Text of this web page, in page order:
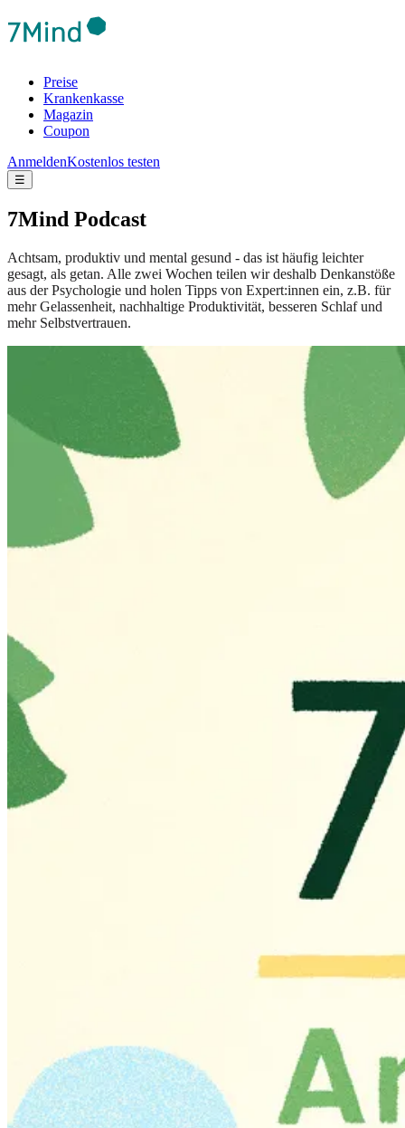
Preise
Krankenkasse
Magazin
Coupon
AnmeldenKostenlos testen
☰
7Mind Podcast
Achtsam, produktiv und mental gesund - das ist häufig leichter
gesagt, als getan. Alle zwei Wochen teilen wir deshalb Denkanstöße
aus der Psychologie und holen Tipps von Expert:innen ein, z.B. für
mehr Gelassenheit, nachhaltige Produktivität, besseren Schlaf und
mehr Selbstvertrauen.